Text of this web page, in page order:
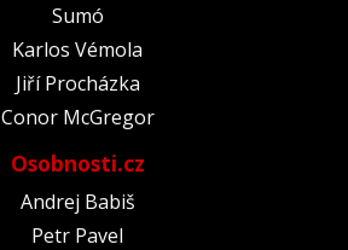
Sumó
Karlos Vémola
Jiří Procházka
Conor McGregor
Osobnosti.cz
Andrej Babiš
Petr Pavel